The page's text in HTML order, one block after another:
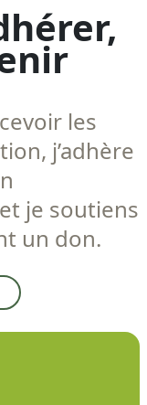
les
j’adhère
je soutiens
un don.